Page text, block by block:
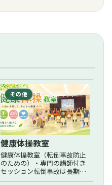
その他
健康体操教室
健康体操教室（転倒事故防止
のための）・専門の講師付き
セッション転倒事故は長期休
業につながることが多く、ま